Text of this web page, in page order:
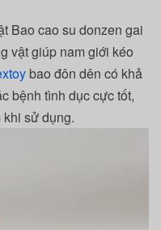
Bao cao su donzen gai
vật giúp nam giới kéo
bao đôn dên có khả
bệnh tình dục cực tốt,
sử dụng.